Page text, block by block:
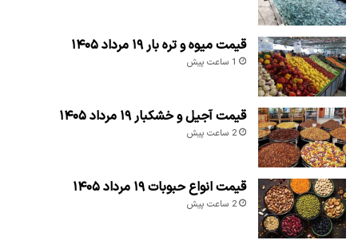
قیمت میوه و تره بار ۱۹ مرداد ۱۴۰۵
1 ساعت پیش
قیمت آجیل و خشکبار ۱۹ مرداد ۱۴۰۵
2 ساعت پیش
قیمت انواع حبوبات ۱۹ مرداد ۱۴۰۵
2 ساعت پیش